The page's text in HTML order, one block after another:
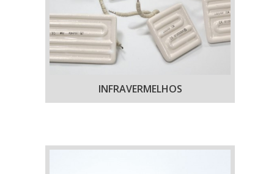
INFRAVERMELHOS